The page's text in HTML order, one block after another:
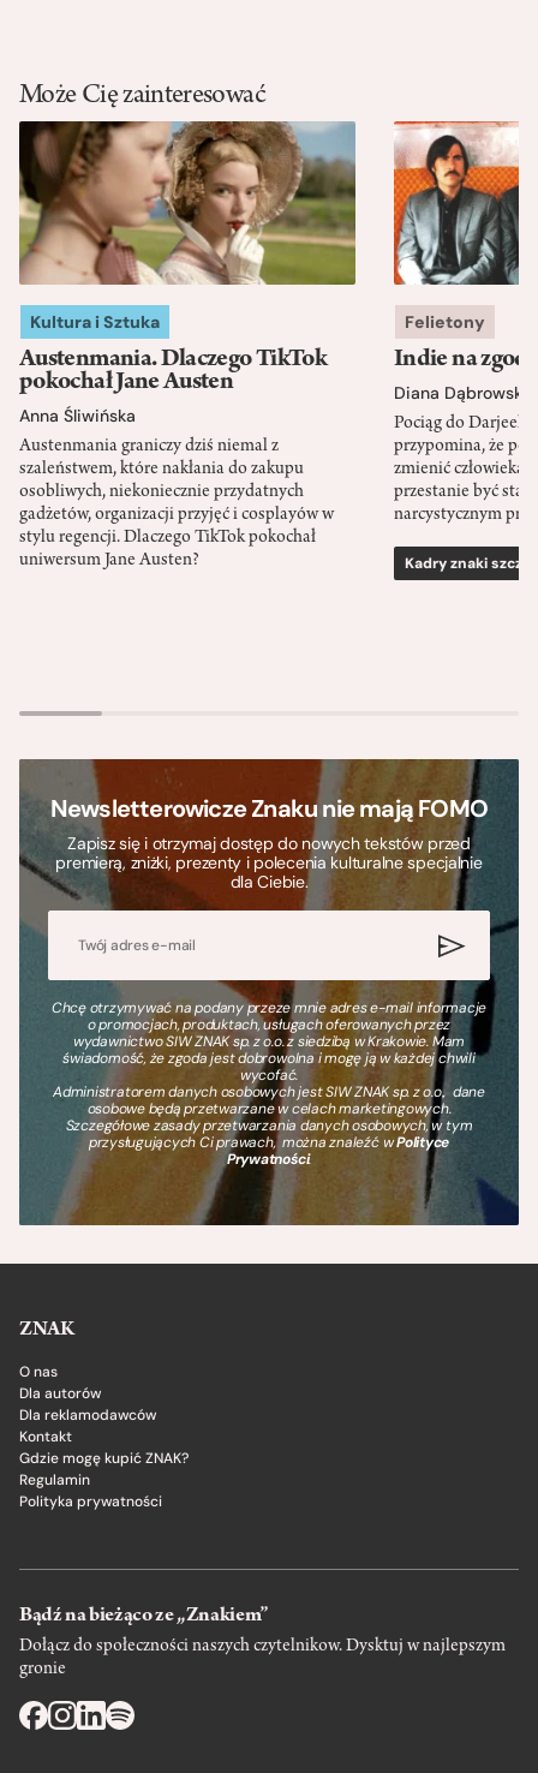
Może Cię zainteresować
Kultura i Sztuka
Austenmania. Dlaczego TikTok
pokochał Jane Austen
Anna Śliwińska
Austenmania graniczy dziś niemal z
szaleństwem, które nakłania do zakupu
osobliwych, niekoniecznie przydatnych
gadżetów, organizacji przyjęć i cosplayów w
stylu regencji. Dlaczego TikTok pokochał
uniwersum Jane Austen?
Felietony
Indie na
Diana Dąbrowska
Pociąg do
przypomina, że
zmienić człowieka
przestanie być
narcystycznym
Kadry znaki
Newsletterowicze Znaku nie mają FOMO
Zapisz się i otrzymaj dostęp do nowych tekstów przed
premierą, zniżki, prezenty i polecenia kulturalne specjalnie
dla Ciebie.
Chcę otrzymywać na podany przeze mnie adres e-mail informacje
o promocjach, produktach, usługach oferowanych przez
wydawnictwo SIW ZNAK sp. z o.o. z siedzibą w Krakowie. Mam
świadomość, że zgoda jest dobrowolna i mogę ją w każdej chwili
wycofać.
Administratorem danych osobowych jest SIW ZNAK sp. z o.o., dane
osobowe będą przetwarzane w celach marketingowych.
Szczegółowe zasady przetwarzania danych osobowych, w tym
przysługujących Ci prawach, można znaleźć wPolityce
Prywatności.
ZNAK
O nas
Dla autorów
Dla reklamodawców
Kontakt
Gdzie mogę kupić ZNAK?
Regulamin
Polityka prywatności
Bądź na bieżąco ze „Znakiem”
Dołącz do społeczności naszych czytelnikow. Dysktuj w najlepszym
gronie